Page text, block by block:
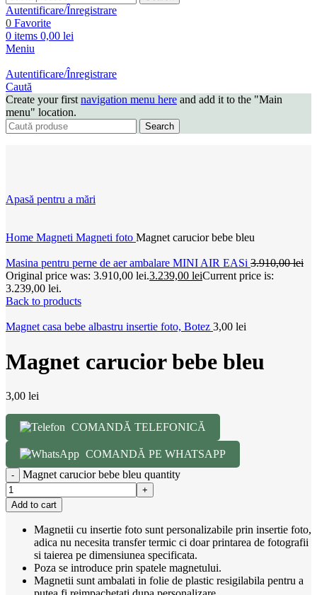
Autentificare/Înregistrare
0 Favorite
0 items 0,00 lei
Meniu
Autentificare/Înregistrare
Caută
Create your first navigation menu here and add it to the "Main
menu" location.
Search
Apasă pentru a mări
Home Magneti Magneti foto Magnet carucior bebe bleu
Masina pentru perne de aer ambalare MINI AIR EASi 3.910,00lei
Original price was: 3.910,00 lei.3.239,00 leiCurrent price is:
3.239,00 lei.
Back to products
Magnet casa bebe albastru insertie foto, Botez 3,00 lei
Magnet carucior bebe bleu
3,00 lei
COMANDĂ TELEFONICĂ
COMANDĂ PE WHATSAPP
Magnet carucior bebe bleu quantity
Add to cart
Magnetii cu insertie foto sunt personalizabile prin insertie foto,
adica nu necesita transfer termic ci doar printarea de fotografii
si taierea pe dimensiunea specificata.
Poza se introduce prin spatele magnetului.
Magnetii sunt ambalati in folie de plastic resigilabila pentru a